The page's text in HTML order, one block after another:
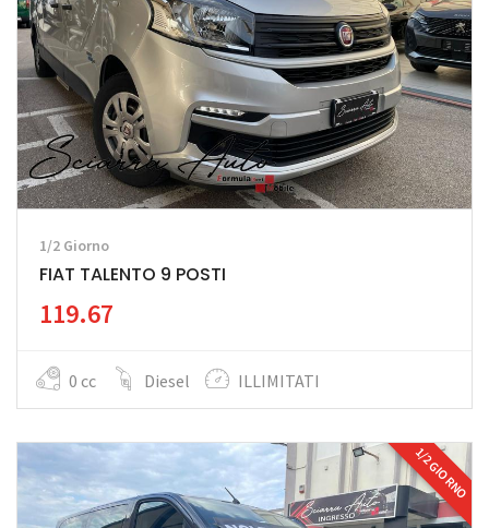
1/2 Giorno
FIAT TALENTO 9 POSTI
119.67
0 cc Diesel ILLIMITATI
1/2 GIORNO